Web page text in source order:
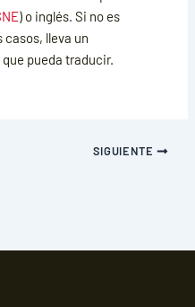
) o inglés. Si no es
casos, lleva un
pueda traducir.
SIGUIENTE